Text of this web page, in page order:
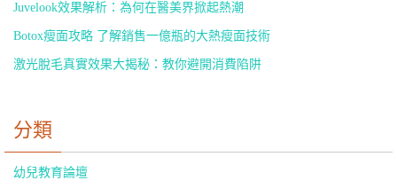
Juvelook效果解析：為何在醫美界掀起熱潮
Botox瘦面攻略 了解銷售一億瓶的大熱瘦面技術
激光脫毛真實效果大揭秘：教你避開消費陷阱
分類
幼兒教育論壇